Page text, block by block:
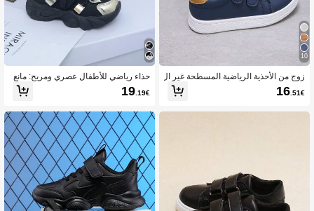
10
زوج من الأحذية الرياضية المسطحة غير ال
رسمية والمريحة للأطفال من الجنسين م
ع إبزيم وحلقة، مناسبة للارتداء في الخارج
16.51€
حذاء رياضي للأطفال عصري ومريح: مانع
للانزلاق ، خفيف الوزن ، مسامي ، تصميم
خطوط ، سهل الارتداء والخلع ، مثالي للأ
19.19€